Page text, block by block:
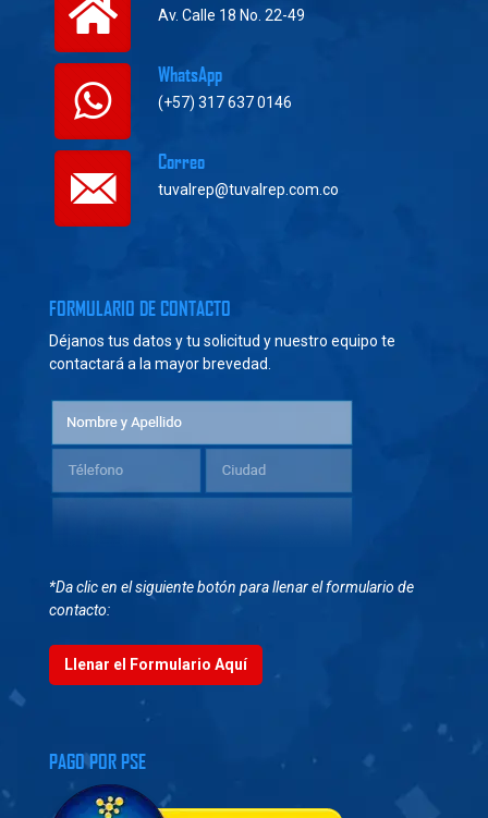
Av. Calle 18 No. 22-49
WhatsApp
(+57) 317 637 0146
Correo
tuvalrep@tuvalrep.com.co
FORMULARIO DE CONTACTO
Déjanos tus datos y tu solicitud y nuestro equipo te
contactará a la mayor brevedad.
*Da clic en el siguiente botón para llenar el formulario de
contacto:
Llenar el Formulario Aquí
PAGO POR PSE